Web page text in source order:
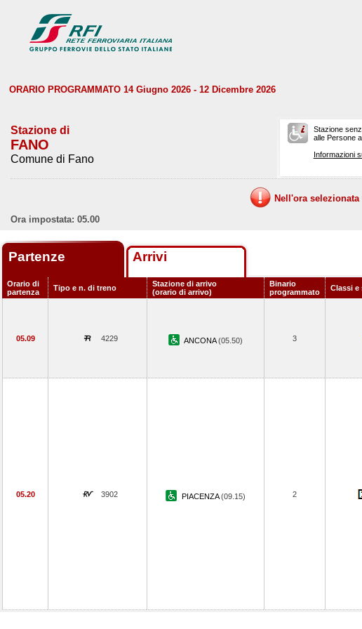
ORARIO PROGRAMMATO 14 Giugno 2026 - 12 Dicembre 2026
Stazione di
FANO
Comune di Fano
Stazione
alle Persone
Informazioni
Nell'ora selezionata
Ora impostata: 05.00
Partenze Arrivi
Orario di
partenza
Tipo e n. di treno
Stazione di arrivo
(orario di arrivo)
Binario
programmato
Classi e
05.09 4229 ANCONA(05.50) 3
05.20 3902 PIACENZA(09.15) 2